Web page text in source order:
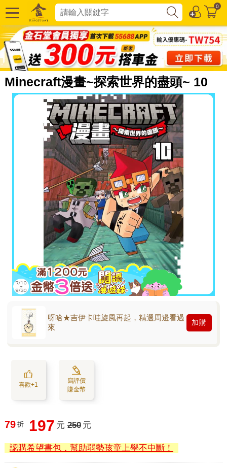
0
Minecraft漫畫~探索世界的盡頭~ 10
呀哈★吉伊卡哇旋風再起，精選周邊看過
來
加購
喜歡+1
寫評價
賺金幣
79 折 197 元 250 元
認購希望書包，幫助弱勢孩童上學不中斷！